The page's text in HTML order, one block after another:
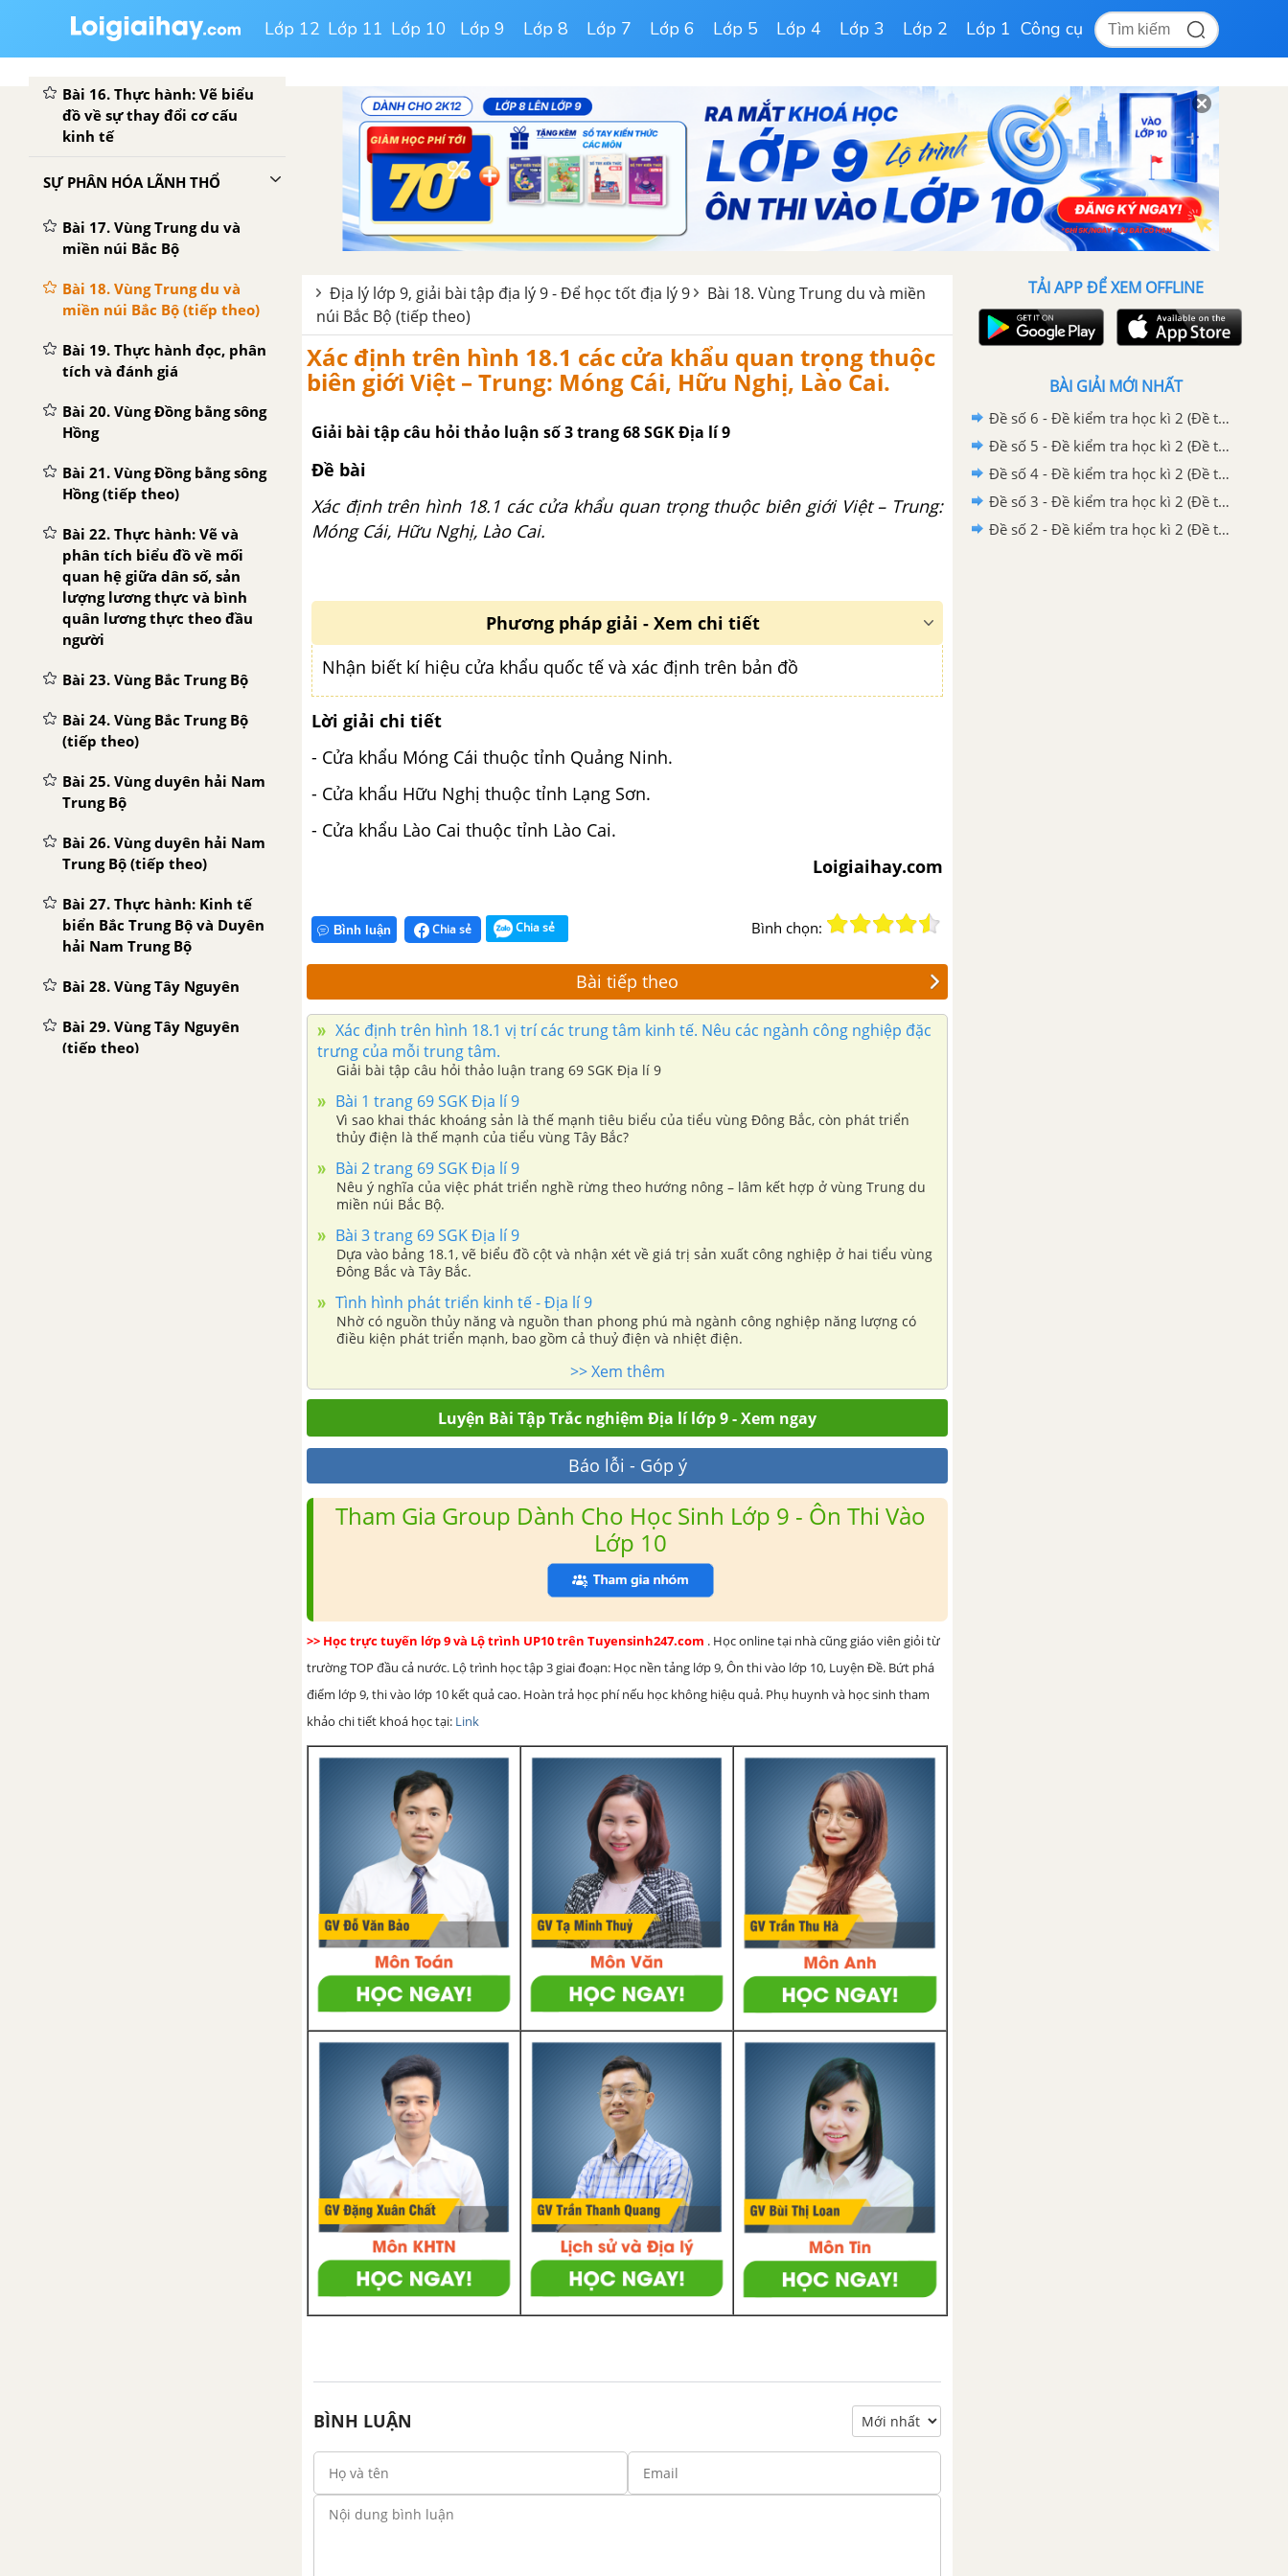
Lớp 12 Lớp 11 Lớp 10 Lớp 9 Lớp 8 Lớp 7 Lớp 6 Lớp 5 Lớp 4 Lớp 3 Lớp 2 Lớp 1 Công cụ
Bài 15. Thương mại và du
lịch
Bài 16. Thực hành: Vẽ biểu
đồ về sự thay đổi cơ cấu
kinh tế
SỰ PHÂN HÓA LÃNH THỔ
Bài 17. Vùng Trung du và
miền núi Bắc Bộ
Bài 18. Vùng Trung du và
miền núi Bắc Bộ (tiếp theo)
Bài 19. Thực hành đọc, phân
tích và đánh giá
Bài 20. Vùng Đồng bằng sông
Hồng
Bài 21. Vùng Đồng bằng sông
Hồng (tiếp theo)
Bài 22. Thực hành: Vẽ và
phân tích biểu đồ về mối
quan hệ giữa dân số, sản
lượng lương thực và bình
quân lương thực theo đầu
người
Bài 23. Vùng Bắc Trung Bộ
Bài 24. Vùng Bắc Trung Bộ
(tiếp theo)
Bài 25. Vùng duyên hải Nam
Trung Bộ
Bài 26. Vùng duyên hải Nam
Trung Bộ (tiếp theo)
Bài 27. Thực hành: Kinh tế
biển Bắc Trung Bộ và Duyên
hải Nam Trung Bộ
Bài 28. Vùng Tây Nguyên
Bài 29. Vùng Tây Nguyên
(tiếp theo)
Địa lý lớp 9, giải bài tập địa lý 9 - Để học tốt địa lý 9
Bài 18. Vùng Trung du và miền
núi Bắc Bộ (tiếp theo)
Xác định trên hình 18.1 các cửa khẩu quan trọng thuộc
biên giới Việt – Trung: Móng Cái, Hữu Nghị, Lào Cai.
Giải bài tập câu hỏi thảo luận số 3 trang 68 SGK Địa lí 9
Đề bài
Xác định trên hình 18.1 các cửa khẩu quan trọng thuộc biên giới Việt – Trung:
Móng Cái, Hữu Nghị, Lào Cai.
Phương pháp giải - Xem chi tiết
Nhận biết kí hiệu cửa khẩu quốc tế và xác định trên bản đồ
Lời giải chi tiết
- Cửa khẩu Móng Cái thuộc tỉnh Quảng Ninh.
- Cửa khẩu Hữu Nghị thuộc tỉnh Lạng Sơn.
- Cửa khẩu Lào Cai thuộc tỉnh Lào Cai.
Loigiaihay.com
Bình luận Chia sẻ Chia sẻ Bình chọn:
Bài tiếp theo
Xác định trên hình 18.1 vị trí các trung tâm kinh tế. Nêu các ngành công nghiệp đặc
trưng của mỗi trung tâm.
Giải bài tập câu hỏi thảo luận trang 69 SGK Địa lí 9
Bài 1 trang 69 SGK Địa lí 9
Vì sao khai thác khoáng sản là thế mạnh tiêu biểu của tiểu vùng Đông Bắc, còn phát triển
thủy điện là thế mạnh của tiểu vùng Tây Bắc?
Bài 2 trang 69 SGK Địa lí 9
Nêu ý nghĩa của việc phát triển nghề rừng theo hướng nông – lâm kết hợp ở vùng Trung du
miền núi Bắc Bộ.
Bài 3 trang 69 SGK Địa lí 9
Dựa vào bảng 18.1, vẽ biểu đồ cột và nhận xét về giá trị sản xuất công nghiệp ở hai tiểu vùng
Đông Bắc và Tây Bắc.
Tình hình phát triển kinh tế - Địa lí 9
Nhờ có nguồn thủy năng và nguồn than phong phú mà ngành công nghiệp năng lượng có
điều kiện phát triển mạnh, bao gồm cả thuỷ điện và nhiệt điện.
>> Xem thêm
Luyện Bài Tập Trắc nghiệm Địa lí lớp 9 - Xem ngay
Báo lỗi - Góp ý
Tham Gia Group Dành Cho Học Sinh Lớp 9 - Ôn Thi Vào
Lớp 10
>> Học trực tuyến lớp 9 và Lộ trình UP10 trên Tuyensinh247.com . Học online tại nhà cũng giáo viên giỏi từ
trường TOP đầu cả nước. Lộ trình học tập 3 giai đoạn: Học nền tảng lớp 9, Ôn thi vào lớp 10, Luyện Đề. Bứt phá
điểm lớp 9, thi vào lớp 10 kết quả cao. Hoàn trả học phí nếu học không hiệu quả. Phụ huynh và học sinh tham
khảo chi tiết khoá học tại: Link
BÌNH LUẬN
TẢI APP ĐỂ XEM OFFLINE
BÀI GIẢI MỚI NHẤT
Đề số 6 - Đề kiểm tra học kì 2 (Đề thi học kì 2) – Địa lí 9
Đề số 5 - Đề kiểm tra học kì 2 (Đề thi học kì 2) – Địa lí 9
Đề số 4 - Đề kiểm tra học kì 2 (Đề thi học kì 2) – Địa lí 9
Đề số 3 - Đề kiểm tra học kì 2 (Đề thi học kì 2) – Địa lí 9
Đề số 2 - Đề kiểm tra học kì 2 (Đề thi học kì 2) – Địa lí 9